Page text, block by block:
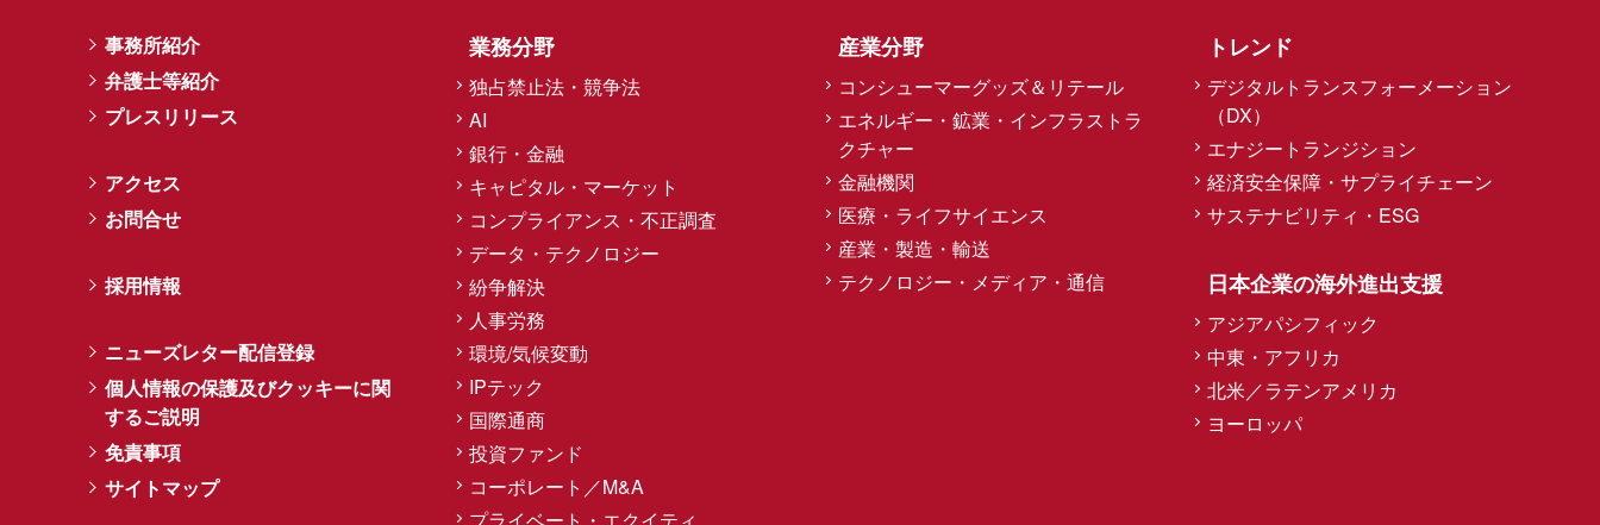
事務所紹介
弁護士等紹介
プレスリリース
アクセス
お問合せ
採用情報
ニューズレター配信登録
個人情報の保護及びクッキーに関
するご説明
免責事項
サイトマップ
業務分野
独占禁止法・競争法
AI
銀行・金融
キャピタル・マーケット
コンプライアンス・不正調査
データ・テクノロジー
紛争解決
人事労務
環境/気候変動
IPテック
国際通商
投資ファンド
コーポレート／M&A
プライベート・エクイティ
産業分野
コンシューマーグッズ＆リテール
エネルギー・鉱業・インフラストラ
クチャー
金融機関
医療・ライフサイエンス
産業・製造・輸送
テクノロジー・メディア・通信
トレンド
デジタルトランスフォーメーション
（DX）
エナジートランジション
経済安全保障・サプライチェーン
サステナビリティ・ESG
日本企業の海外進出支援
アジアパシフィック
中東・アフリカ
北米／ラテンアメリカ
ヨーロッパ